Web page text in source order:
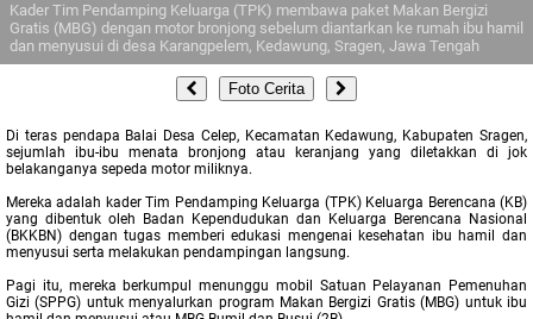
Kader Tim Pendamping Keluarga (TPK) membawa paket Makan Bergizi
Gratis (MBG) dengan motor bronjong sebelum diantarkan ke rumah ibu hamil
dan menyusui di desa Karangpelem, Kedawung, Sragen, Jawa Tengah
Foto Cerita
Di teras pendapa Balai Desa Celep, Kecamatan Kedawung, Kabupaten Sragen,
sejumlah ibu-ibu menata bronjong atau keranjang yang diletakkan di jok
belakanganya sepeda motor miliknya.
Mereka adalah kader Tim Pendamping Keluarga (TPK) Keluarga Berencana (KB)
yang dibentuk oleh Badan Kependudukan dan Keluarga Berencana Nasional
(BKKBN) dengan tugas memberi edukasi mengenai kesehatan ibu hamil dan
menyusui serta melakukan pendampingan langsung.
Pagi itu, mereka berkumpul menunggu mobil Satuan Pelayanan Pemenuhan
Gizi (SPPG) untuk menyalurkan program Makan Bergizi Gratis (MBG) untuk ibu